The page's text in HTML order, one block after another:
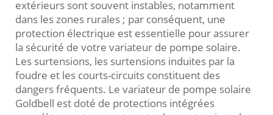
extérieurs sont souvent instables, notamment
dans les zones rurales ; par conséquent, une
protection électrique est essentielle pour assurer
la sécurité de votre variateur de pompe solaire.
Les surtensions, les surtensions induites par la
foudre et les courts-circuits constituent des
dangers fréquents. Le variateur de pompe solaire
Goldbell est doté de protections intégrées